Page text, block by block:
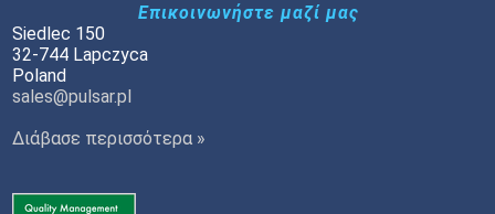
Επικοινωνήστε μαζί μας
Siedlec 150
32-744 Lapczyca
Poland
sales@pulsar.pl
Διάβασε περισσότερα »